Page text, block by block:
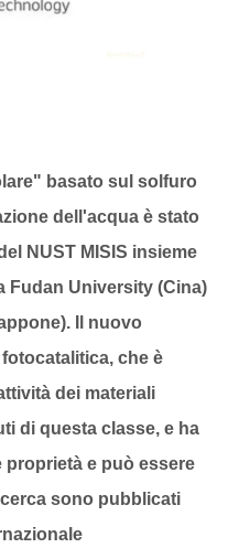
basato sul solfuro
dell'acqua è stato
NUST MISIS insieme
Fudan University (Cina)
Il nuovo
che è
dei materiali
di questa classe, e ha
e può essere
sono pubblicati